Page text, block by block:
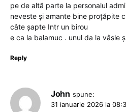
pe de altă parte la personalul
neveste și amante bine proțăpite
câte șapte Intr un birou
e ca la balamuc . unul da la vâsle
Reply
John spune:
31 ianuarie 2026 la